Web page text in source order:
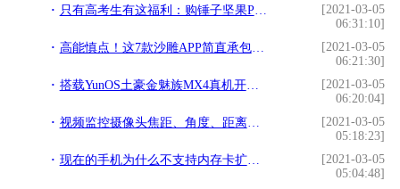
只有高考生有这福利：购锤子坚果Pro手机送耳机!
[2021-03-05
06:31:10]
高能慎点！这7款沙雕APP简直承包了我一年的笑料!
[2021-03-05
06:21:30]
搭载YunOS土豪金魅族MX4真机开箱图赏!
[2021-03-05
06:20:04]
视频监控摄像头焦距、角度、距离参考值!
[2021-03-05
05:18:23]
现在的手机为什么不支持内存卡扩展呢？原来有这些原因！!
[2021-03-05
05:04:48]